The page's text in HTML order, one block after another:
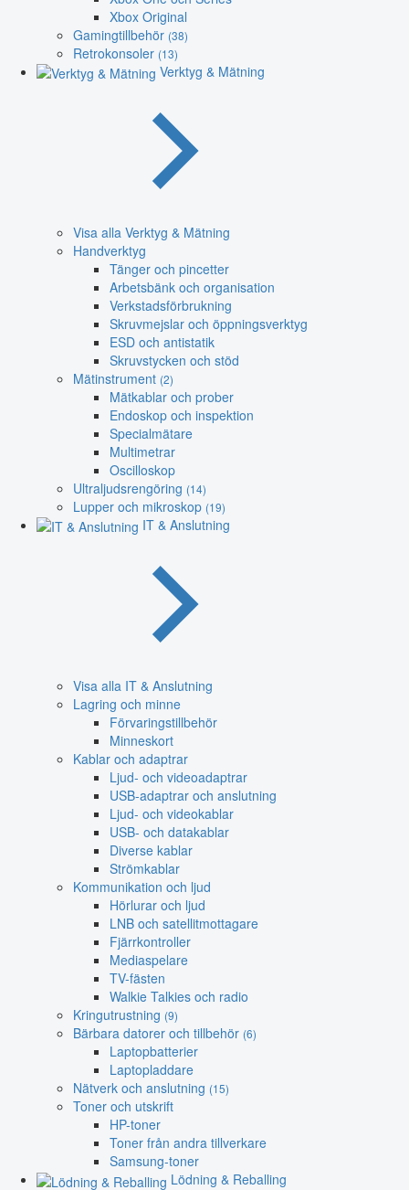
Xbox Original
Gamingtillbehör (38)
Retrokonsoler (13)
Verktyg & Mätning
Visa alla Verktyg & Mätning
Handverktyg
Tänger och pincetter
Arbetsbänk och organisation
Verkstadsförbrukning
Skruvmejslar och öppningsverktyg
ESD och antistatik
Skruvstycken och stöd
Mätinstrument (2)
Mätkablar och prober
Endoskop och inspektion
Specialmätare
Multimetrar
Oscilloskop
Ultraljudsrengöring (14)
Lupper och mikroskop (19)
IT & Anslutning
Visa alla IT & Anslutning
Lagring och minne
Förvaringstillbehör
Minneskort
Kablar och adaptrar
Ljud- och videoadaptrar
USB-adaptrar och anslutning
Ljud- och videokablar
USB- och datakablar
Diverse kablar
Strömkablar
Kommunikation och ljud
Hörlurar och ljud
LNB och satellitmottagare
Fjärrkontroller
Mediaspelare
TV-fästen
Walkie Talkies och radio
Kringutrustning (9)
Bärbara datorer och tillbehör (6)
Laptopbatterier
Laptopladdare
Nätverk och anslutning (15)
Toner och utskrift
HP-toner
Toner från andra tillverkare
Samsung-toner
Lödning & Reballing